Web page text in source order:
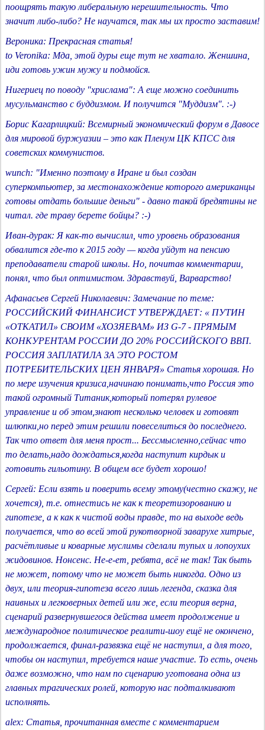
поощрять такую либеральную нерешительность. Что
значит либо-либо? Не научатся, так мы их просто заставим!
Вероника: Прекрасная статья!
to Veronika: Мда, этой дуры еще тут не хватало. Женшина,
иди готовь ужин мужу и подмойся.
Нигериец по поводу "хрислама": А еще можно соединить
мусульманство с буддизмом. И получится "Муддизм". :-)
Борис Кагарлицкий: Всемирный экономический форум в Давосе
для мировой буржуазии – это как Пленум ЦК КПСС для
советских коммунистов.
wunch: "Именно поэтому в Иране и был создан
суперкомпьютер, за местонахождение которого американцы
готовы отдать большие деньги" - давно такой бредятины не
читал. где траву берете бойцы? :-)
Иван-дурак: Я как-то вычислил, что уровень образования
обвалится где-то к 2015 году — когда уйдут на пенсию
преподаватели старой школы. Но, почитав комментарии,
понял, что был оптимистом. Здравствуй, Варварство!
Афанасьев Сергей Николаевич: Замечание по теме:
РОССИЙСКИЙ ФИНАНСИСТ УТВЕРЖДАЕТ: « ПУТИН
«ОТКАТИЛ» СВОИМ «ХОЗЯЕВАМ» ИЗ G-7 - ПРЯМЫМ
КОНКУРЕНТАМ РОССИИ ДО 20% РОССИЙСКОГО ВВП.
РОССИЯ ЗАПЛАТИЛА ЗА ЭТО РОСТОМ
ПОТРЕБИТЕЛЬСКИХ ЦЕН ЯНВАРЯ» Статья хорошая. Но
по мере изучения кризиса,начинаю понимать,что Россия это
такой огромный Титаник,который потерял рулевое
управление и об этом,знают несколько человек и готовят
шлюпки,но перед этим решили повеселиться до последнего.
Так что ответ для меня прост... Бессмысленно,сейчас что
то делать,надо дождаться,когда наступит кирдык и
готовить гильотину. В общем все будет хорошо!
Сергей: Если взять и поверить всему этому(честно скажу, не
хочется), т.е. отнестись не как к теоретизорованию и
гипотезе, а к как к чистой воды правде, то на выходе ведь
получается, что во всей этой рукотворной заварухе хитрые,
расчётливые и коварные муслимы сделали тупых и лопоухих
жидовинов. Нонсенс. Не-е-ет, ребята, всё не так! Так быть
не может, потому что не может быть никогда. Одно из
двух, или теория-гипотеза всего лишь легенда, сказка для
наивных и легковерных детей или же, если теория верна,
сценарий развернувшегося действа имеет продолжение и
международное политическое реалити-шоу ещё не окончено,
продолжается, финал-развязка ещё не наступил, а для того,
чтобы он наступил, требуется наше участие. То есть, очень
даже возможно, что нам по сценарию уготована одна из
главных трагических ролей, которую нас подталкивают
исполнять.
alex: Статья, прочитанная вместе с комментарием